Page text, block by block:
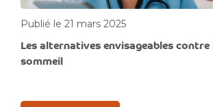
Publié le 21 mars 2025
Les alternatives envisageables contre
sommeil